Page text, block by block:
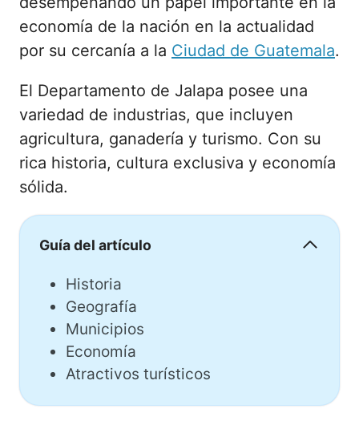
economía de la nación en la actualidad
por su cercanía a la Ciudad de Guatemala.
El Departamento de Jalapa posee una
variedad de industrias, que incluyen
agricultura, ganadería y turismo. Con su
rica historia, cultura exclusiva y economía
sólida.
Guía del artículo
Historia
Geografía
Municipios
Economía
Atractivos turísticos